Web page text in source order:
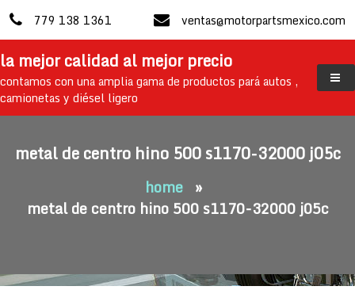
to
content
779 138 1361 ventas@motorpartsmexico.com
la mejor calidad al mejor precio
contamos con una amplia gama de productos pará autos ,
camionetas y diésel ligero
metal de centro hino 500 s1170-32000 j05c
home »
metal de centro hino 500 s1170-32000 j05c